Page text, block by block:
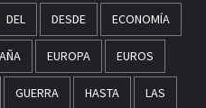
DEL DESDE ECONOMÍA
EUROPA EUROS
GUERRA HASTA LAS